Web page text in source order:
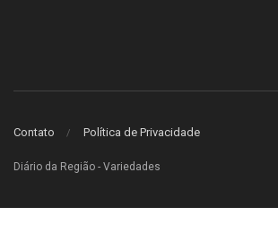
Contato Política de Privacidade
Diário da Região - Variedades